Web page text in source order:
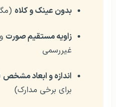
بدون عینک و کلاه
زاویه مستقیم صورت
غیررسمی
اندازه و ابعاد مشخص
برای برخی مدارک)